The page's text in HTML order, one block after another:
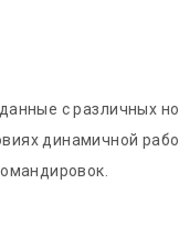
с различных
динамичной